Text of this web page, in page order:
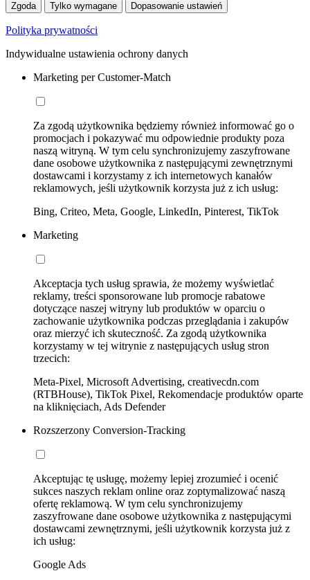
Zgoda Tylko wymagane Dopasowanie ustawień
Polityka prywatności
Indywidualne ustawienia ochrony danych
Marketing per Customer-Match
Za zgodą użytkownika będziemy również informować go o
promocjach i pokazywać mu odpowiednie produkty poza
naszą witryną. W tym celu synchronizujemy zaszyfrowane
dane osobowe użytkownika z następującymi zewnętrznymi
dostawcami i korzystamy z ich internetowych kanałów
reklamowych, jeśli użytkownik korzysta już z ich usług:
Bing, Criteo, Meta, Google, LinkedIn, Pinterest, TikTok
Marketing
Akceptacja tych usług sprawia, że możemy wyświetlać
reklamy, treści sponsorowane lub promocje rabatowe
dotyczące naszej witryny lub produktów w oparciu o
zachowanie użytkownika podczas przeglądania i zakupów
oraz mierzyć ich skuteczność. Za zgodą użytkownika
korzystamy w tej witrynie z następujących usług stron
trzecich:
Meta-Pixel, Microsoft Advertising, creativecdn.com
(RTBHouse), TikTok Pixel, Rekomendacje produktów oparte
na kliknięciach, Ads Defender
Rozszerzony Conversion-Tracking
Akceptując tę usługę, możemy lepiej zrozumieć i ocenić
sukces naszych reklam online oraz zoptymalizować naszą
ofertę reklamową. W tym celu synchronizujemy
zaszyfrowane dane osobowe użytkownika z następującymi
dostawcami zewnętrznymi, jeśli użytkownik korzysta już z
ich usług:
Google Ads